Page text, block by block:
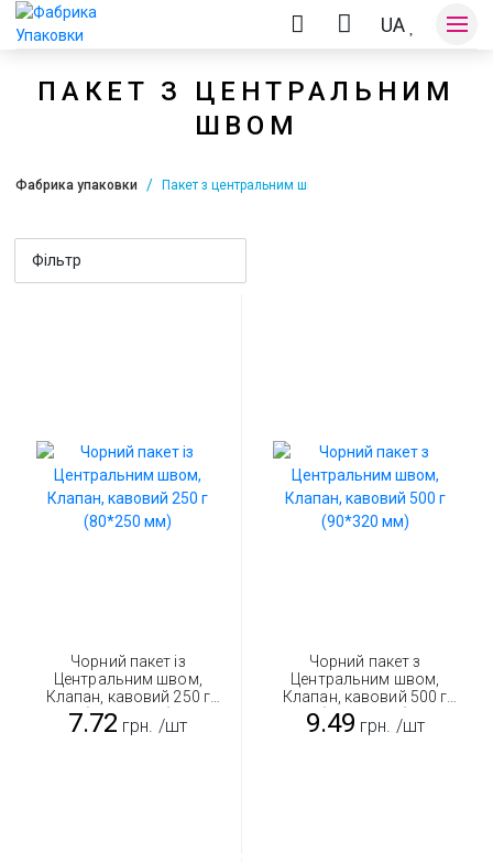
UA
Контакти
ПАКЕТ З ЦЕНТРАЛЬНИМ
ШВОМ
Фабрика упаковки Пакет з центральним швом
Фільтр
Чорний пакет із
Центральним швом,
Клапан, кавовий 250 г
(80*250 мм)
7.72 грн. /шт
Чорний пакет з
Центральним швом,
Клапан, кавовий 500 г
(90*320 мм)
9.49 грн. /шт